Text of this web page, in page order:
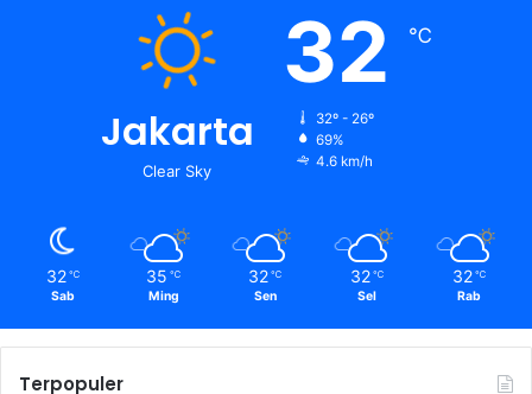
Jakarta
Clear Sky
32 ℃
32º - 26º
69%
4.6 km/h
32 ℃
Sab
35 ℃
Ming
32 ℃
Sen
32 ℃
Sel
32 ℃
Rab
Terpopuler